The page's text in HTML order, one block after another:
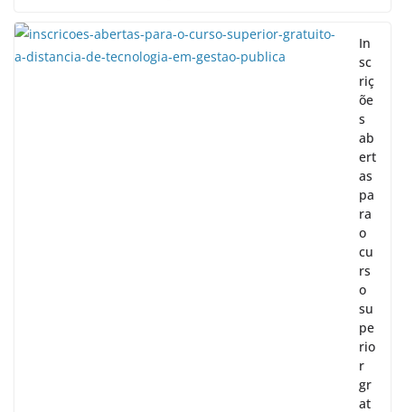
In
sc
riç
õe
s
ab
ert
as
pa
ra
o
cu
rs
o
su
pe
rio
r
gr
at